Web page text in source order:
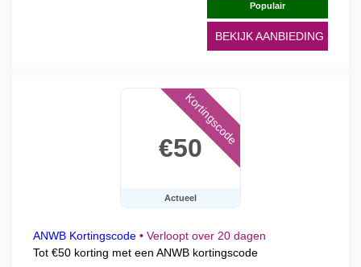
Populair
BEKIJK AANBIEDING
€50
Actueel
Kortingscode
ANWB Kortingscode • Verloopt over 20 dagen
Tot €50 korting met een ANWB kortingscode